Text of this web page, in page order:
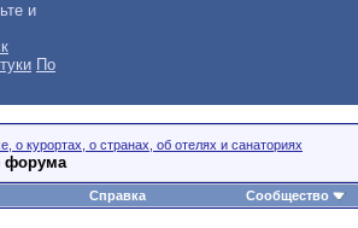
и
По
о курортах, о странах, об отелях и санаториях
форума
Справка Сообщество